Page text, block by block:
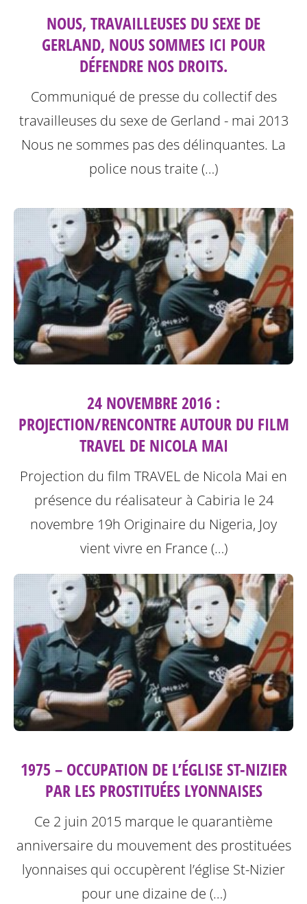
NOUS, TRAVAILLEUSES DU SEXE DE
GERLAND, NOUS SOMMES ICI POUR
DÉFENDRE NOS DROITS.
Communiqué de presse du collectif des
travailleuses du sexe de Gerland - mai 2013
Nous ne sommes pas des délinquantes. La
police nous traite (…)
24 NOVEMBRE 2016 :
PROJECTION/RENCONTRE AUTOUR DU FILM
TRAVEL DE NICOLA MAI
Projection du film TRAVEL de Nicola Mai en
présence du réalisateur à Cabiria le 24
novembre 19h Originaire du Nigeria, Joy
vient vivre en France (…)
1975 – OCCUPATION DE L’ÉGLISE ST-NIZIER
PAR LES PROSTITUÉES LYONNAISES
Ce 2 juin 2015 marque le quarantième
anniversaire du mouvement des prostituées
lyonnaises qui occupèrent l’église St-Nizier
pour une dizaine de (…)